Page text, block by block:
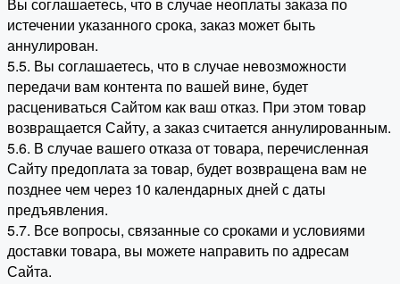
истечении указанного срока, заказ может быть
аннулирован.
5.5. Вы соглашаетесь, что в случае невозможности
передачи вам контента по вашей вине, будет
расцениваться Сайтом как ваш отказ. При этом товар
возвращается Сайту, а заказ считается аннулированным.
5.6. В случае вашего отказа от товара, перечисленная
Сайту предоплата за товар, будет возвращена вам не
позднее чем через 10 календарных дней с даты
предъявления.
5.7. Все вопросы, связанные со сроками и условиями
доставки товара, вы можете направить по адресам
Сайта.